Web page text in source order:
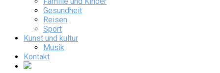
Gesundheit
Reisen
Sport
Kunst und kultur
Musik
Kontakt